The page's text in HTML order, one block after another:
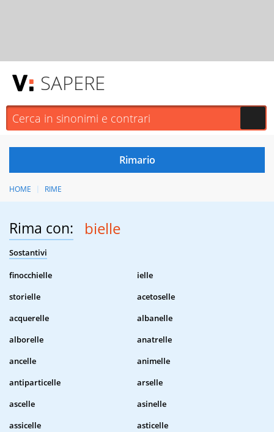
SAPERE
HOME RIME
Rima con: bielle
Sostantivi
finocchielle
ielle
storielle
acetoselle
acquerelle
albanelle
alborelle
anatrelle
ancelle
animelle
antiparticelle
arselle
ascelle
asinelle
assicelle
asticelle